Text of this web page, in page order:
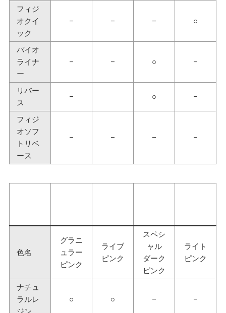
フィジ
オクイ
ック
– – – ○
バイオ
ライナ
ー
– – ○ –
リバー
ス
– ○ –
フィジ
オソフ
トリベ
ース
– – – –
色名
グラニ
ュラー
ピンク
ライブ
ピンク
スペシ
ャル
ダーク
ピンク
ライト
ピンク
ナチュ
ラルレ
○ ○ – –